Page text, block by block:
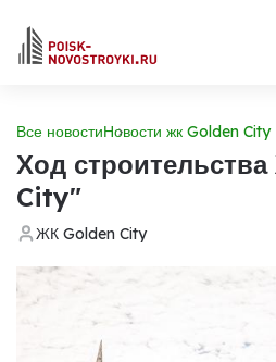
Все новостиНовости жк Golden City
Ход
City"
ЖК Golden City